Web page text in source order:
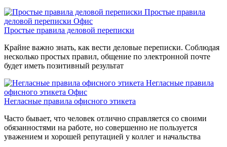
Простые правила
деловой переписки Офис
Простые правила деловой переписки
Крайне важно знать, как вести деловые переписки. Соблюдая
несколько простых правил, общение по электронной почте
будет иметь позитивный результат
Негласные правила
офисного этикета Офис
Негласные правила офисного этикета
Часто бывает, что человек отлично справляется со своими
обязанностями на работе, но совершенно не пользуется
уважением и хорошей репутацией у коллег и начальства